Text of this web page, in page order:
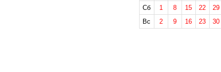
Сб
1 8 15 22
29
Вс
2 9 16 23 30